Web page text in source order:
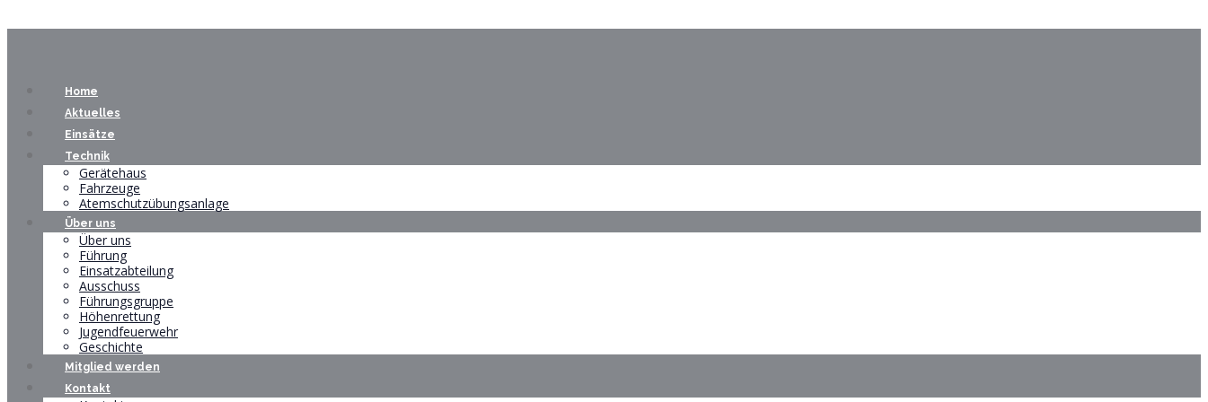
Home
Aktuelles
Einsätze
Technik
Gerätehaus
Fahrzeuge
Atemschutzübungsanlage
Über uns
Über uns
Führung
Einsatzabteilung
Ausschuss
Führungsgruppe
Höhenrettung
Jugendfeuerwehr
Geschichte
Mitglied werden
Kontakt